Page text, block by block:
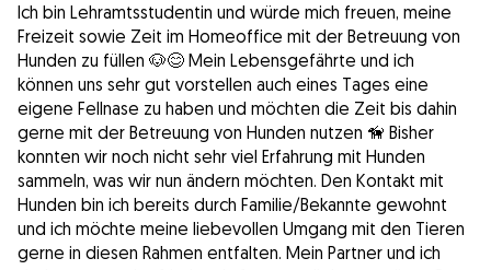
Ich bin Lehramtsstudentin und würde mich freuen, meine
Freizeit sowie Zeit im Homeoffice mit der Betreuung von
Hunden zu füllen 🐶😊 Mein Lebensgefährte und ich
können uns sehr gut vorstellen auch eines Tages eine
eigene Fellnase zu haben und möchten die Zeit bis dahin
gerne mit der Betreuung von Hunden nutzen 🦮 Bisher
konnten wir noch nicht sehr viel Erfahrung mit Hunden
sammeln, was wir nun ändern möchten. Den Kontakt mit
Hunden bin ich bereits durch Familie/Bekannte gewohnt
und ich möchte meine liebevollen Umgang mit den Tieren
gerne in diesen Rahmen entfalten. Mein Partner und ich